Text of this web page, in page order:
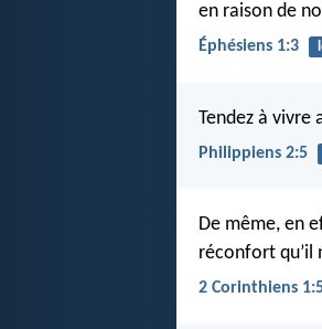
en raison de
Éphésiens 1:3
Tendez à vivre
Philippiens 2:5
De même, en
réconfort qu’il
2 Corinthiens